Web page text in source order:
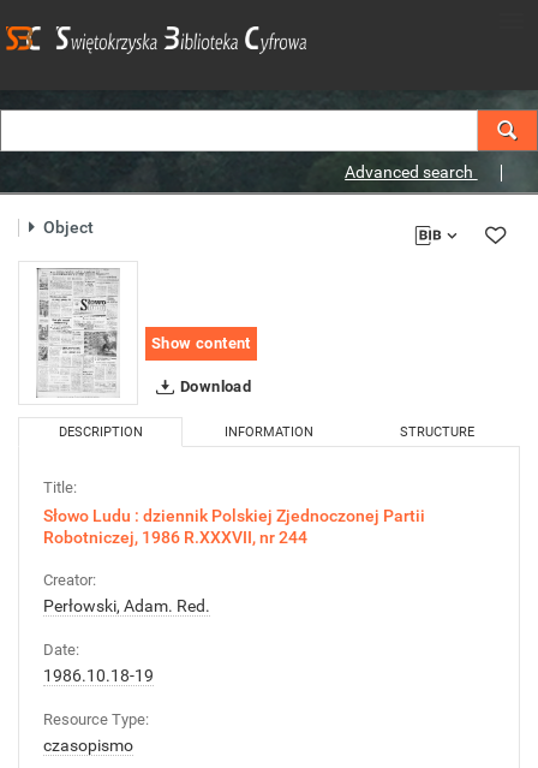
Advanced search
Object
Show content
Download
DESCRIPTION INFORMATION STRUCTURE
Title:
Słowo Ludu : dziennik Polskiej Zjednoczonej Partii
Robotniczej, 1986 R.XXXVII, nr 244
Creator:
Perłowski, Adam. Red.
Date:
1986.10.18-19
Resource Type:
czasopismo